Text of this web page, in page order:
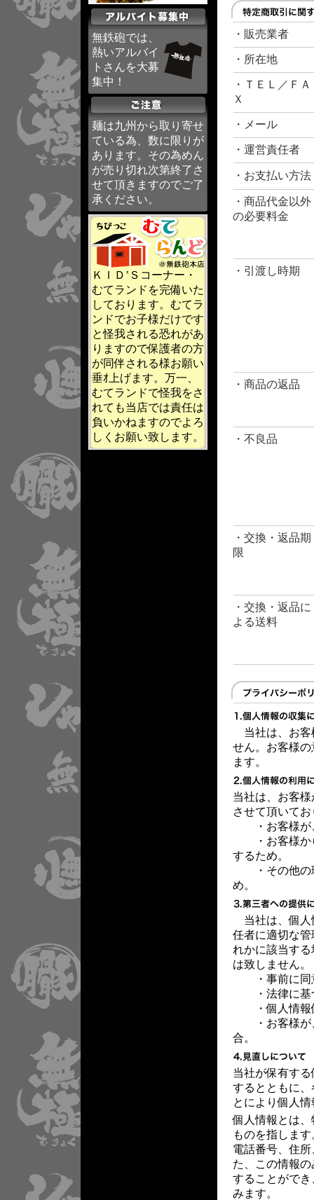
無鉄砲では、
熱いアルバイ
トさんを大募
集中！
麺は九州から取り寄せ
ている為、数に限りが
あります。その為めん
が売り切れ次第終了さ
せて頂きますのでご了
承ください。
ＫＩＤ’Ｓコーナー・
むてランドを完備いた
しております。むてラ
ンドでお子様だけです
と怪我される恐れがあ
りますので保護者の方
が同伴される様お願い
垂ｵ上げます。万一、
むてランドで怪我をさ
れても当店では責任は
負いかねますのでよろ
しくお願い致します。
・販売業者
・所在地
・ＴＥＬ／ＦＡ
Ｘ
・メール
・運営責任者
・お支払い方法
・商品代金以外
の必要料金
・引渡し時期
・商品の返品
・不良品
・交換・返品期
限
・交換・返品に
よる送料
当社は、お客
せん。お客様
ます。
当社は、お客
させて頂いて
・お客様
・お客様から
するため。
・その他の理
め。
当社は、個人
任者に適切な
れかに該当す
は致しません。
・事前に
・法律に基
・個人情報保
・お客様が、
合。
当社が保有す
するとともに
とにより個人
個人情報とは
ものを指しま
電話番号、住
た、この情報
することがで
みます。